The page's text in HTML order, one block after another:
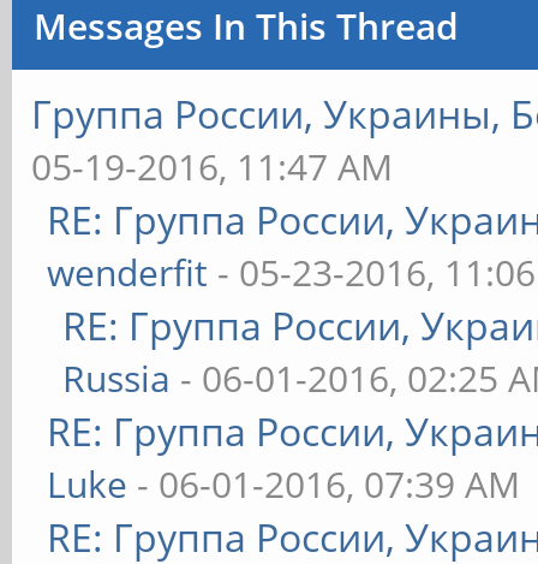
Messages In This Thread
Группа России, Украины,
05-19-2016, 11:47 AM
RE: Группа России,
wenderfit - 05-23-2016,
RE: Группа России,
Russia - 06-01-2016, 02:25
RE: Группа России,
Luke - 06-01-2016, 07:39 AM
RE: Группа России,